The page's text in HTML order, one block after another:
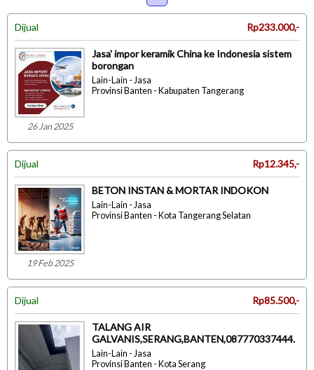
Dijual Rp233.000,-
26 Jan 2025
Jasa' impor keramik China ke Indonesia sistem
borongan
Lain-Lain - Jasa
Provinsi Banten - Kabupaten Tangerang
Dijual Rp12.345,-
19 Feb 2025
BETON INSTAN & MORTAR INDOKON
Lain-Lain - Jasa
Provinsi Banten - Kota Tangerang Selatan
Dijual Rp85.500,-
TALANG AIR
GALVANIS,SERANG,BANTEN,087770337444.
Lain-Lain - Jasa
Provinsi Banten - Kota Serang